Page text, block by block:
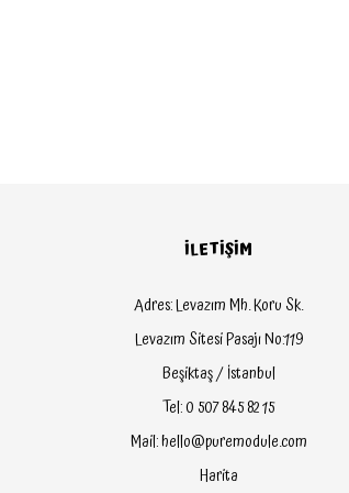
İLETİŞİM
Adres: Levazım Mh. Koru Sk.
Levazım Sitesi Pasajı No:119
Beşiktaş / İstanbul
Tel: 0 507 845 82 15
Mail: hello@puremodule.com
Harita